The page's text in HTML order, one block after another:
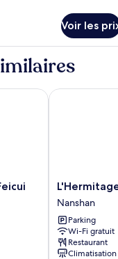
Voir les
Branch
L'Hermitage
Hotel
Shenzhen
Nanshan
Nanshan
Parking
Wi-Fi gratuit
Restaurant
Climatisation
L'Hermitage